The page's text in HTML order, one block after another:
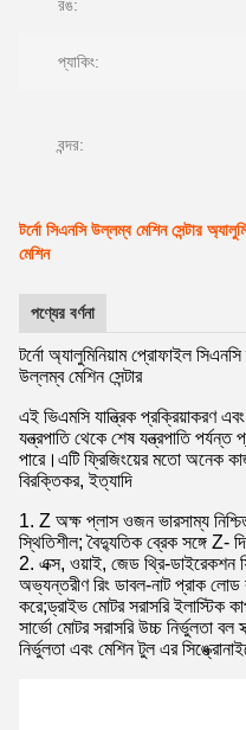
রঙ:
প্যাকিং:
বন্দর:
টর্নো সিএনসি উল্লম্ব মেশিন সেন্টার
মেশিন
পণ্যের বর্ণনা
টর্নো অ্যালুমিনিয়াম প্রোফাইল
উল্লম্ব মেশিন সেন্টার
এই ভিএমসি যান্ত্রিক প্রক্রিয়াকরণ
যন্ত্রপাতি থেকে শেষ যন্ত্রপাতি
পারে।এটি ফ্রিজিংয়ের মতো অনেক
বিরক্তিকর, ইত্যাদি
1. Z অক্ষ প্লাস ওজন ভারসাম্য
স্থিতিশীল; বৈদ্যুতিক ব্রেক সঙ্গে Z-
2. এক্স, ওয়াই, জেড থ্রি-ডাইরেকশন
অভ্যন্তরীণ রিং ডাবল-নাট প্রাক
করে;ড্রাইভ মোটর সরাসরি ইলাস্টিক
সার্ভো মোটর সরাসরি উচ্চ নির্ভুলতা
নির্ভুলতা এবং মেশিন টুল এর